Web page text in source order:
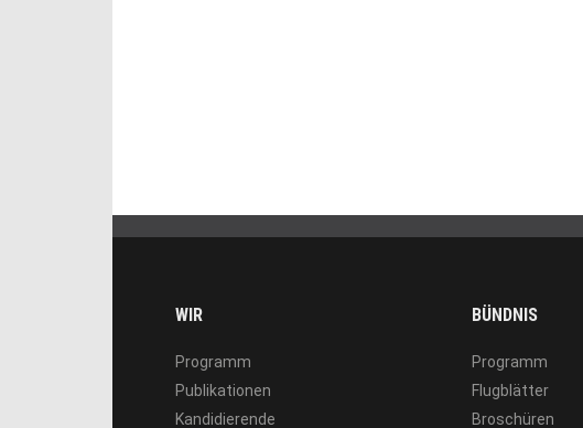
WIR
Programm
Publikationen
Kandidierende
BÜNDNIS
Programm
Flugblätter
Broschüren